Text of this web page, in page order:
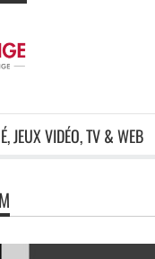
JEUX VIDÉO, TV & WEB